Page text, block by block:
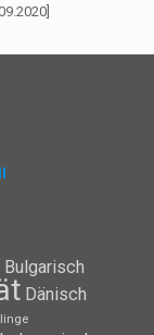
Bulgarisch
Dänisch